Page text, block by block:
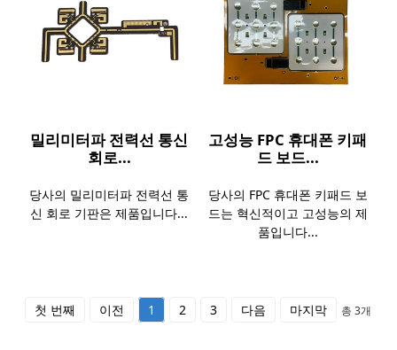
밀리미터파 전력선 통신
회로...
당사의 밀리미터파 전력선 통
신 회로 기판은 제품입니다...
고성능 FPC 휴대폰 키패
드 보드...
당사의 FPC 휴대폰 키패드 보
드는 혁신적이고 고성능의 제
품입니다...
첫 번째 이전 1 2 3 다음 마지막 총 3개